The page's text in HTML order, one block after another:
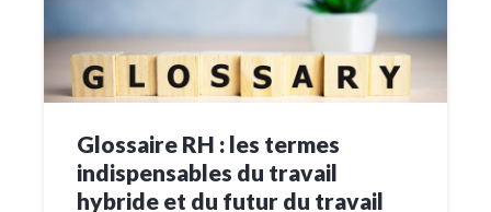
Glossaire RH : les termes
indispensables du travail
hybride et du futur du travail